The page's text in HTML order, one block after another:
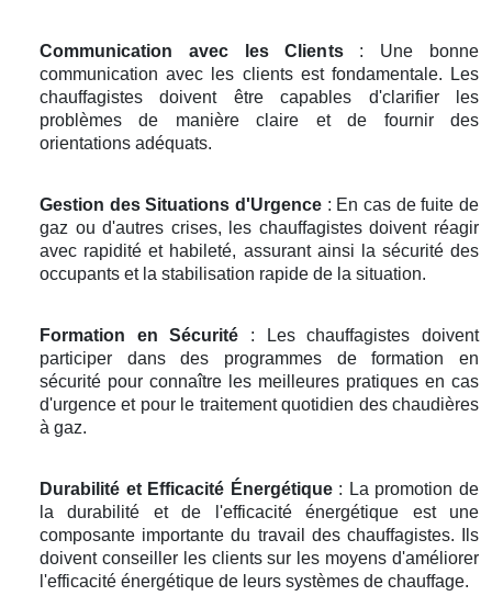
Communication avec les Clients: Une bonne
communication avec les clients est fondamentale. Les
chauffagistes doivent être capables d'clarifier les
problèmes de manière claire et de fournir des
orientations adéquats.
Gestion des Situations d'Urgence : En cas de fuite de
gaz ou d'autres crises, les chauffagistes doivent réagir
avec rapidité et habileté, assurant ainsi la sécurité des
occupants et la stabilisation rapide de la situation.
Formation en Sécurité : Les chauffagistes doivent
participer dans des programmes de formation en
sécurité pour connaître les meilleures pratiques en cas
d'urgence et pour le traitement quotidien des chaudières
à gaz.
Durabilité et Efficacité Énergétique: La promotion de
la durabilité et de l'efficacité énergétique est une
composante importante du travail des chauffagistes. Ils
doivent conseiller les clients sur les moyens d'améliorer
l'efficacité énergétique de leurs systèmes de chauffage.